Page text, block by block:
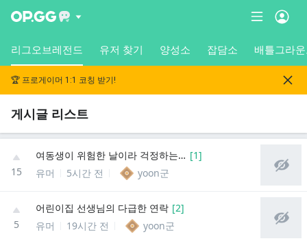
리그오브레전드 유저 찾기 양성소 잡담소 배틀그라
🏆 프로게이머 1:1 코칭 받기!
게시글 리스트
15
여동생이 위험한 날이라 걱정하는 만화 [1]
유머
5시간 전 yoon군
5
어린이집 선생님의 다급한 연락 [2]
유머
19시간 전 yoon군